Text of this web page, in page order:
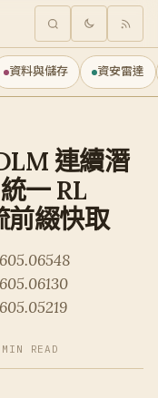
資料與儲存 資安雷達
連續潛
一 RL
前綴快取
READ